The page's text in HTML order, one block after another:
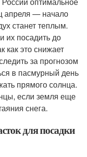
апреля — начало
станет теплым.
посадить до
как это снижает
за прогнозом
в пасмурный день
прямого солнца.
если земля еще
снега.
для посадки